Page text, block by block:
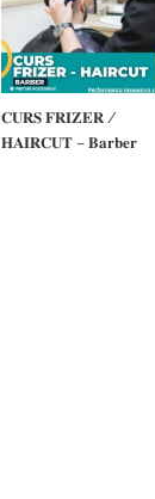
𝐂𝐔𝐑𝐒 𝐅𝐑𝐈𝐙𝐄𝐑 /
𝐇𝐀𝐈𝐑𝐂𝐔𝐓 – 𝐁𝐚𝐫𝐛𝐞𝐫